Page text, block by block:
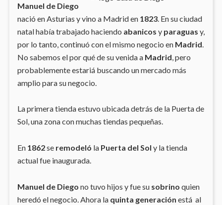
Manuel de Diego
nació en Asturias y vino a Madrid en1823. En su ciudad
natal había trabajado haciendo abanicos y paraguas y,
por lo tanto, continuó con el mismo negocio en Madrid
No sabemos el por qué de su venida a Madrid , pero
probablemente estariá buscando un mercado más
amplio para su negocio.
La primera tienda estuvo ubicada detrás de la Puerta de
Sol, una zona con muchas tiendas pequeñas.
En 1862se remodeló la Puerta del Sol y la tienda
actual fue inaugurada.
Manuel de Diego no tuvo hijos y fue su sobrino quien
heredó el negocio. Ahora la quinta generación está al